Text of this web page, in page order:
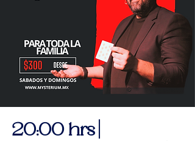
20:00 hrs |